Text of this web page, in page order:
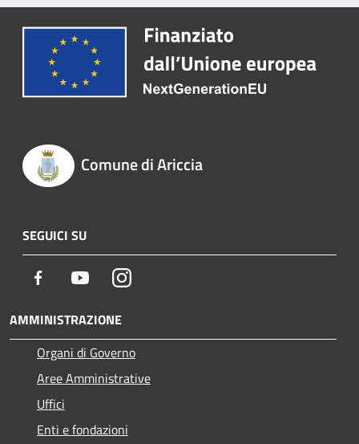
Comune di Ariccia
SEGUICI SU
Facebook YoutubeInstagram
AMMINISTRAZIONE
Organi di Governo
Aree Amministrative
Uffici
Enti e fondazioni